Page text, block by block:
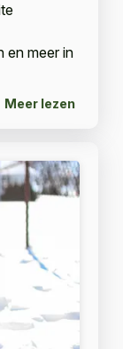
en meer in
Meer lezen